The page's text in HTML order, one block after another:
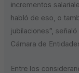
incrementos
habló de eso, o
jubilaciones”, señaló
Cámara de
Entre los